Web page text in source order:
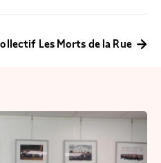
Les Morts de la Rue